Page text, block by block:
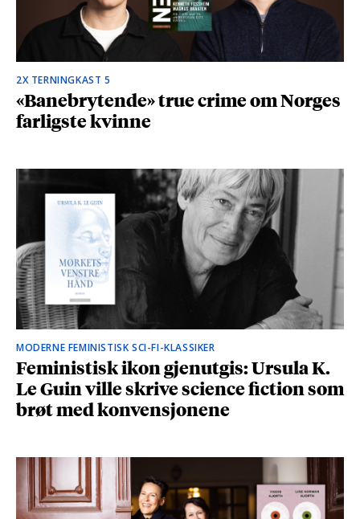
2X TERNINGKAST 5
«Banebrytende» true crime om Norges
farligste kvinne
MODERNE FEMINISTISK SCI-FI-KLASSIKER
Feministisk ikon gjenutgis: Ursula K.
Le Guin ville skrive science fiction som
brøt med konvensjonene